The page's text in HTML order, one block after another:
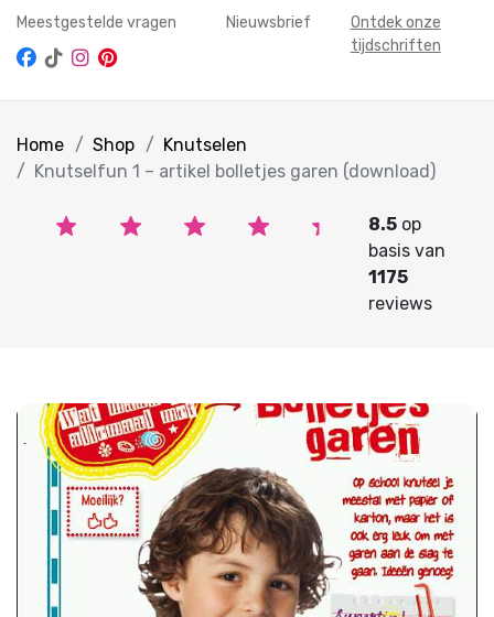
Meestgestelde vragen Nieuwsbrief
Ontdek onze
tijdschriften
Home Shop
Knutselen
Knutselfun 1 – artikel bolletjes garen (download)
8.5op
basis van
1175
reviews